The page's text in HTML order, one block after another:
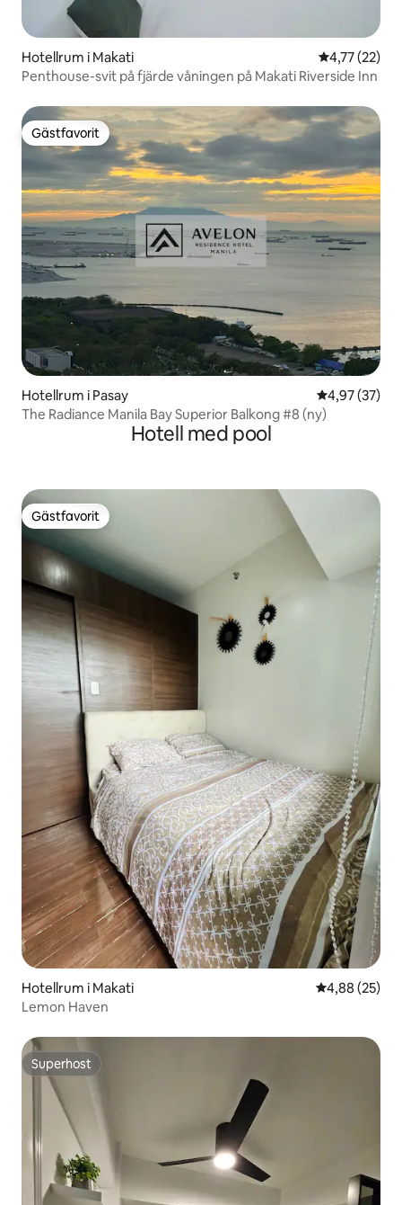
Hotellrum i Makati 4,77 av 5 i
4,77 (22)
Penthouse-svit på fjärde våningen på Makati Riverside Inn
Gästfavorit
Gästfavorit
Hotellrum i Pasay 4,97 av 5 i
4,97 (37)
The Radiance Manila Bay Superior Balkong #8 (ny)
Hotell med pool
Gästfavorit
Gästfavorit
Hotellrum i Makati 4,88 av 5 i
4,88 (25)
Lemon Haven
Superhost
Superhost